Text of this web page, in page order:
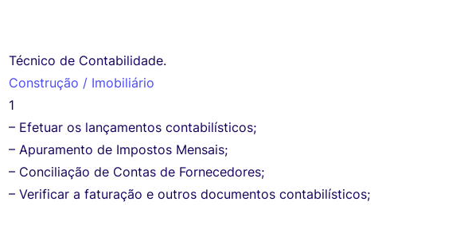
Técnico de Contabilidade.
Construção / Imobiliário
1
– Efetuar os lançamentos contabilísticos;
– Apuramento de Impostos Mensais;
– Conciliação de Contas de Fornecedores;
– Verificar a faturação e outros documentos contabilísticos;